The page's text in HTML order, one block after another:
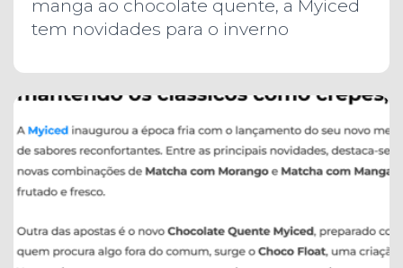
manga ao chocolate quente, a Myiced
tem novidades para o inverno